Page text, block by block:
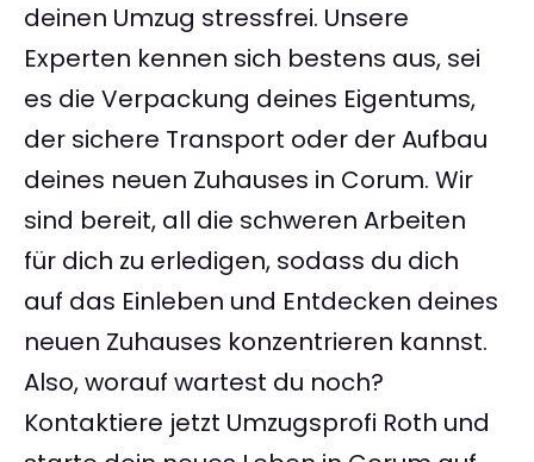
deinen Umzug stressfrei. Unsere
Experten kennen sich bestens aus, sei
es die Verpackung deines Eigentums,
der sichere Transport oder der Aufbau
deines neuen Zuhauses in Corum. Wir
sind bereit, all die schweren Arbeiten
für dich zu erledigen, sodass du dich
auf das Einleben und Entdecken deines
neuen Zuhauses konzentrieren kannst.
Also, worauf wartest du noch?
Kontaktiere jetzt Umzugsprofi Roth und